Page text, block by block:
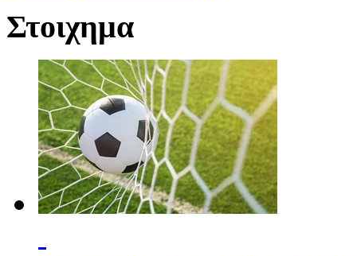
Στοιχημα